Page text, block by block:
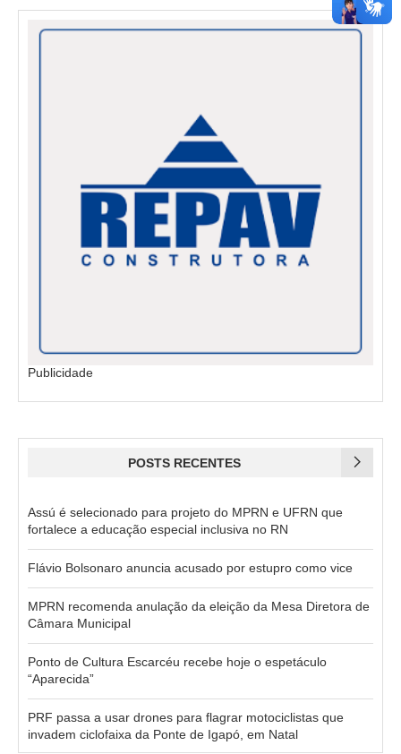
Publicidade
POSTS RECENTES
Assú é selecionado para projeto do MPRN e UFRN que
fortalece a educação especial inclusiva no RN
Flávio Bolsonaro anuncia acusado por estupro como vice
MPRN recomenda anulação da eleição da Mesa Diretora de
Câmara Municipal
Ponto de Cultura Escarcéu recebe hoje o espetáculo
“Aparecida”
PRF passa a usar drones para flagrar motociclistas que
invadem ciclofaixa da Ponte de Igapó, em Natal